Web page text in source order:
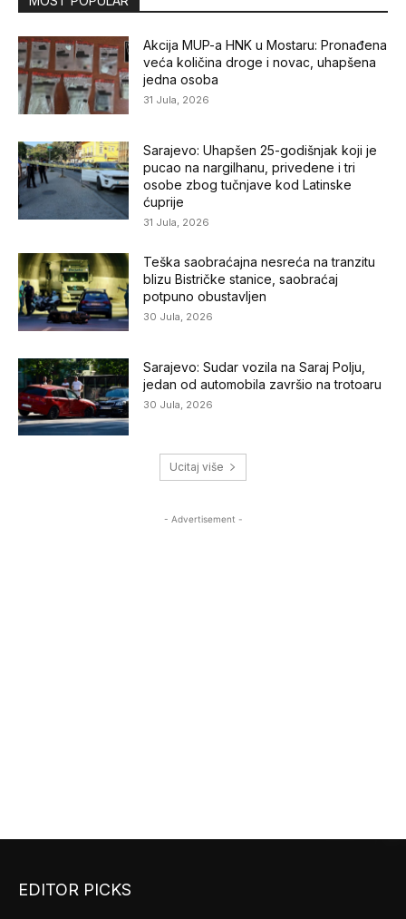
Akcija MUP-a HNK u Mostaru: Pronađena
veća količina droge i novac, uhapšena
jedna osoba
31 Jula, 2026
Sarajevo: Uhapšen 25-godišnjak koji je
pucao na nargilhanu, privedene i tri
osobe zbog tučnjave kod Latinske
ćuprije
31 Jula, 2026
Teška saobraćajna nesreća na tranzitu
blizu Bistričke stanice, saobraćaj
potpuno obustavljen
30 Jula, 2026
Sarajevo: Sudar vozila na Saraj Polju,
jedan od automobila završio na trotoaru
30 Jula, 2026
Ucitaj više
- Advertisement -
EDITOR PICKS